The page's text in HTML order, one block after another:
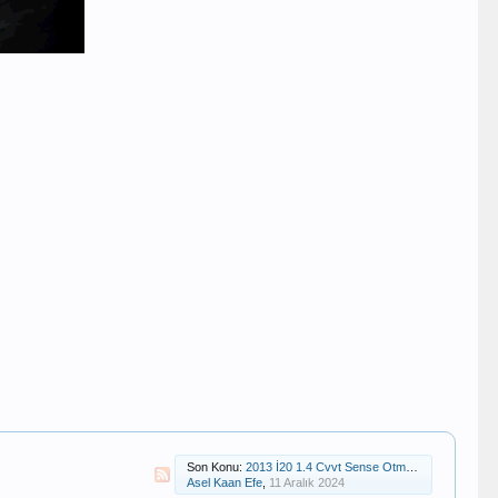
Son Konu: 2013 İ20 1.4 Cvvt Sense Otm Vites Kolu Sertleşmesi Sorunu
Asel Kaan Efe, 11 Aralık 2024